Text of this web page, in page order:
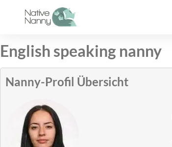
English speaking nanny
Nanny-Profil Übersicht